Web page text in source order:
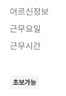
어르신정보
근무요일
근무시간
초보가능